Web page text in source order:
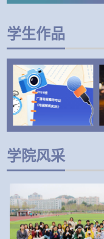
学生作品
学院风采